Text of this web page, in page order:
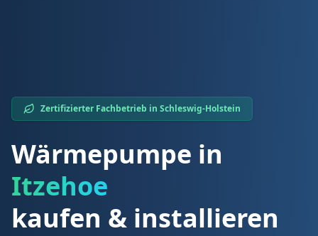
Zertifizierter Fachbetrieb in Schleswig-Holstein
Wärmepumpe in
Itzehoe
kaufen & installieren